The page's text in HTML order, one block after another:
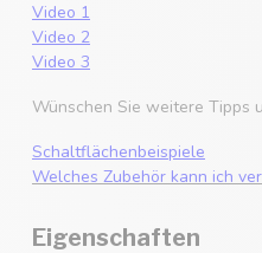
Video 1
Video 2
Video 3
Wünschen Sie weitere Tipps
Schaltflächenbeispiele
Welches Zubehör kann ich
Eigenschaften